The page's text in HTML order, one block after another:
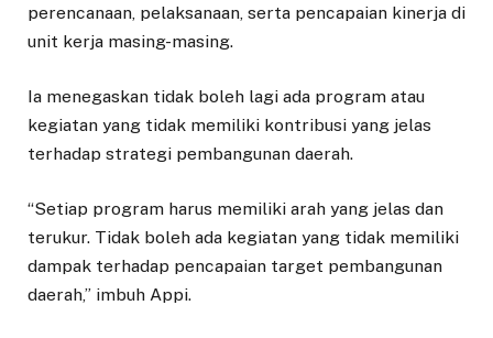
perencanaan, pelaksanaan, serta pencapaian kinerja di
unit kerja masing-masing.
Ia menegaskan tidak boleh lagi ada program atau
kegiatan yang tidak memiliki kontribusi yang jelas
terhadap strategi pembangunan daerah.
“Setiap program harus memiliki arah yang jelas dan
terukur. Tidak boleh ada kegiatan yang tidak memiliki
dampak terhadap pencapaian target pembangunan
daerah,” imbuh Appi.